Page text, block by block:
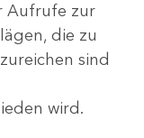
Aufrufe zur
die zu
sind
wird.